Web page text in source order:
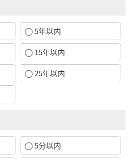
5年以内
15年以内
25年以内
5分以内